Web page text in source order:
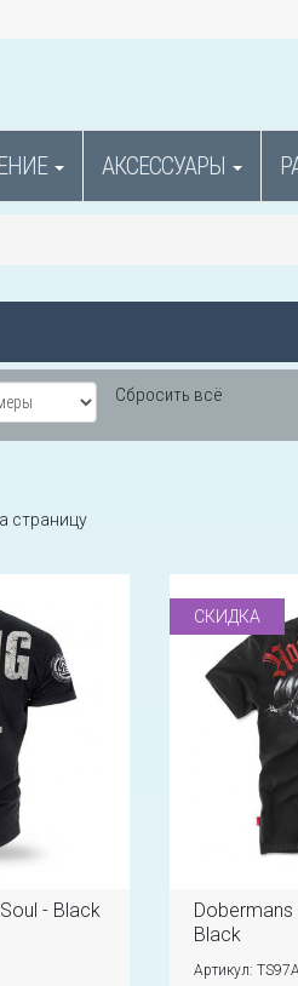
АКСЕССУАРЫ
Сбросить всё
страницу
- Black
СКИДКА
Black
Артикул: